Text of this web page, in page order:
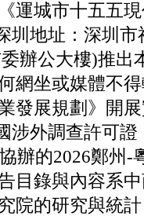
運城市十五五
圳地址：深圳
辦公大樓)推出
網坐或媒體不
發展規劃》開
涉外調查許可
辦的2026鄭州-
目錄與內容系
院的研究與統